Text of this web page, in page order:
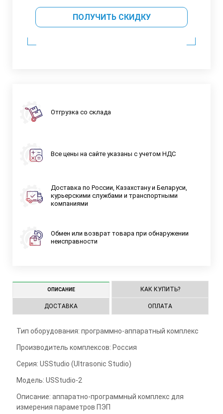
ПОЛУЧИТЬ СКИДКУ
Отгрузка со склада
Все цены на сайте указаны с учетом НДС
Доставка по России, Казахстану и Беларуси,
курьерскими службами и транспортными
компаниями
Обмен или возврат товара при обнаружении
неисправности
ОПИСАНИЕ КАК КУПИТЬ?
ДОСТАВКА ОПЛАТА
Тип оборудования: программно-аппаратный комплекс
Производитель комплексов: Россия
Серия: USStudio (Ultrasonic Studio)
Модель: USStudio-2
Описание: аппаратно-программный комплекс для
измерения параметров ПЭП